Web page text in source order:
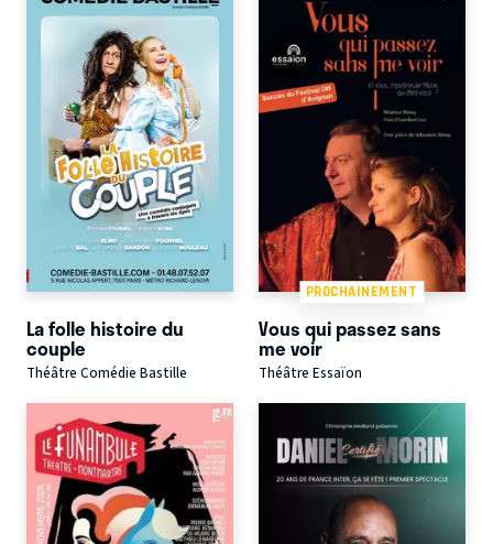
La folle histoire du
couple
Théâtre Comédie Bastille
PROCHAINEMENT
Vous qui passez sans
me voir
Théâtre Essaïon